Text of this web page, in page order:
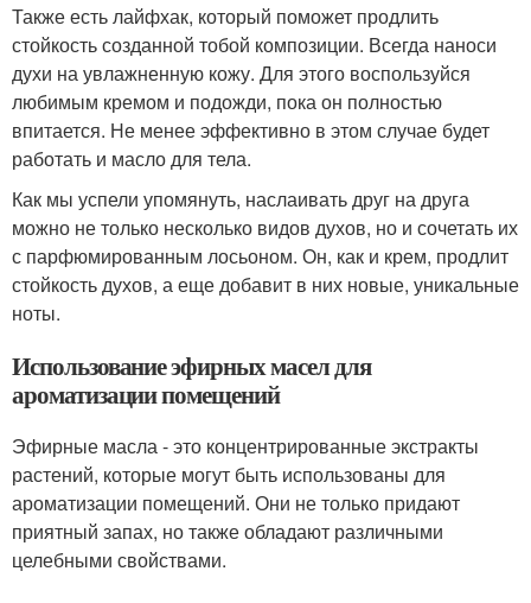
Также есть лайфхак, который поможет продлить
стойкость созданной тобой композиции. Всегда наноси
духи на увлажненную кожу. Для этого воспользуйся
любимым кремом и подожди, пока он полностью
впитается. Не менее эффективно в этом случае будет
работать и масло для тела.
Как мы успели упомянуть, наслаивать друг на друга
можно не только несколько видов духов, но и сочетать их
с парфюмированным лосьоном. Он, как и крем, продлит
стойкость духов, а еще добавит в них новые, уникальные
ноты.
Использование эфирных масел для
ароматизации помещений
Эфирные масла - это концентрированные экстракты
растений, которые могут быть использованы для
ароматизации помещений. Они не только придают
приятный запах, но также обладают различными
целебными свойствами.